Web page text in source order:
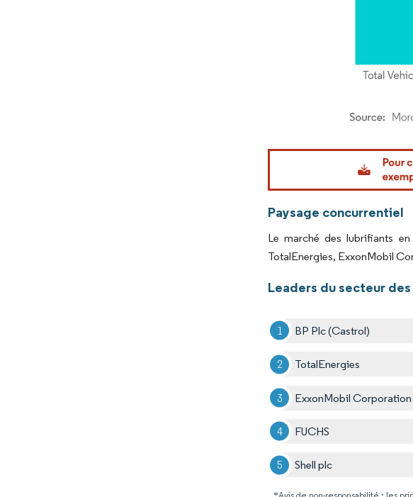
Image © Mordor Intelligence. La
Paysage concurrentiel
Le marché des lubrifiants
TotalEnergies, ExxonMobil
Leaders du secteur
BP Plc (Castrol)
TotalEnergies
ExxonMobil Corporation
FUCHS
Shell plc